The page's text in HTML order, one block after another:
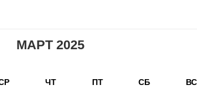
МАРТ 2025
ЧТ ПТ СБ ВС